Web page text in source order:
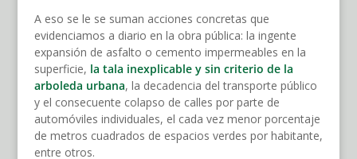
A eso se le se suman acciones concretas que
evidenciamos a diario en la obra pública: la ingente
expansión de asfalto o cemento impermeables en la
superficie, la tala inexplicable y sin criterio de la
arboleda urbana, la decadencia del transporte público
y el consecuente colapso de calles por parte de
automóviles individuales, el cada vez menor porcentaje
de metros cuadrados de espacios verdes por habitante,
entre otros.